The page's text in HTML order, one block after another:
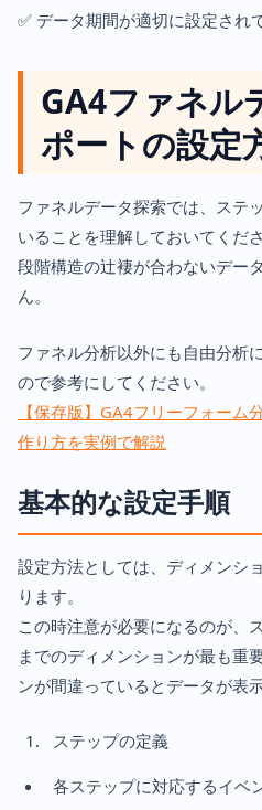
✅ データ期間が適切に設定され
GA4ファネル
ポートの設定
ファネルデータ探索では、ステ
いることを理解しておいてくださ
段階構造の辻褄が合わないデー
ん。
ファネル分析以外にも自由分析
ので参考にしてください。
【保存版】GA4フリーフォーム
作り方を実例で解説
基本的な設定手順
設定方法としては、ディメンシ
ります。
この時注意が必要になるのが、
までのディメンションが最も重
ンが間違っているとデータが表
ステップの定義
各ステップに対応するイベ